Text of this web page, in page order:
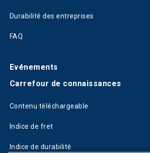
Durabilité des entreprises
FAQ
Evénements
Carrefour de connaissances
Contenu téléchargeable
Indice de fret
Indice de durabilité